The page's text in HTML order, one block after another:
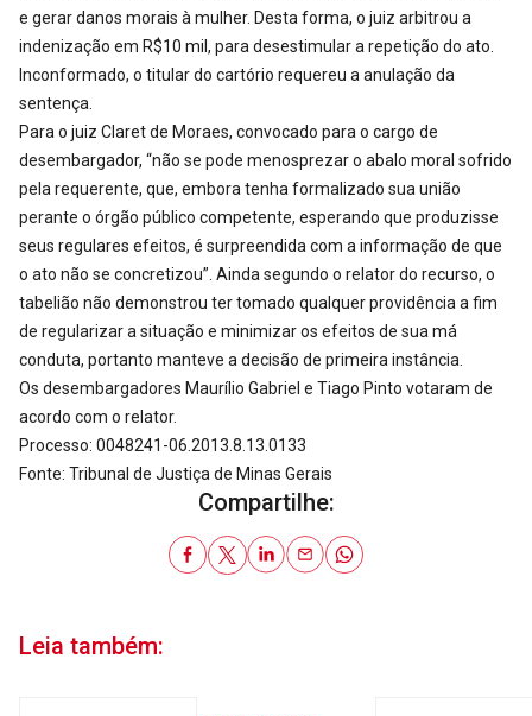
e gerar danos morais à mulher. Desta forma, o juiz arbitrou a
indenização em R$10 mil, para desestimular a repetição do ato.
Inconformado, o titular do cartório requereu a anulação da
sentença.
Para o juiz Claret de Moraes, convocado para o cargo de
desembargador, “não se pode menosprezar o abalo moral sofrido
pela requerente, que, embora tenha formalizado sua união
perante o órgão público competente, esperando que produzisse
seus regulares efeitos, é surpreendida com a informação de que
o ato não se concretizou”. Ainda segundo o relator do recurso, o
tabelião não demonstrou ter tomado qualquer providência a fim
de regularizar a situação e minimizar os efeitos de sua má
conduta, portanto manteve a decisão de primeira instância.
Os desembargadores Maurílio Gabriel e Tiago Pinto votaram de
acordo com o relator.
Processo: 0048241-06.2013.8.13.0133
Fonte: Tribunal de Justiça de Minas Gerais
Compartilhe:
Leia também: